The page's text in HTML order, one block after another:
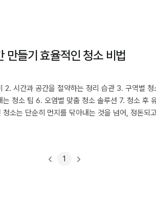
만들기 효율적인 청소 비법
2. 시간과 공간을 절약하는 정리 습관 3. 구역별
는 청소 팁 6. 오염별 맞춤 청소 솔루션 7. 청소 후
소는 단순히 먼지를 닦아내는 것을 넘어, 정돈되
PREV
1
NEXT